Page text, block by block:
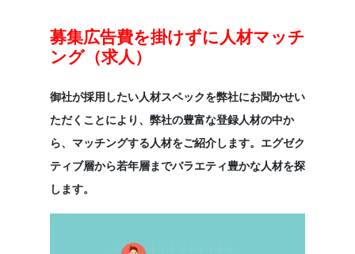
募集広告費を掛けずに人材マッチ
ング（求人）
御社が採用したい人材スペックを弊社にお聞かせい
ただくことにより、弊社の豊富な登録人材の中か
ら、マッチングする人材をご紹介します。エグゼク
ティブ層から若年層までバラエティ豊かな人材を探
します。